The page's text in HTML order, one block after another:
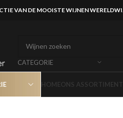
VAN DE MOOISTE WIJNEN
CATEGORIE
HOMEONS ASSORTIMENT